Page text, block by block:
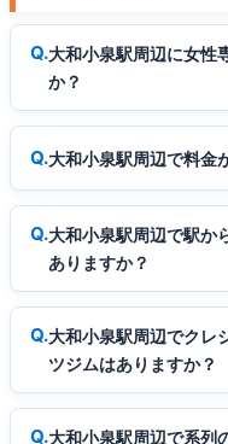
大和小泉駅周辺に女性
か？
大和小泉駅周辺で料金
大和小泉駅周辺で駅か
ありますか？
大和小泉駅周辺でクレ
ツジムはありますか？
大和小泉駅周辺で系列